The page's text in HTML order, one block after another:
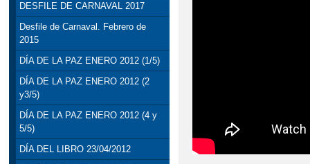
DESFILE DE CARNAVAL 2017
Desfile de Carnaval. Febrero de
2015
DÍA DE LA PAZ ENERO 2012 (1/5)
DÍA DE LA PAZ ENERO 2012 (2
y3/5)
DÍA DE LA PAZ ENERO 2012 (4 y
5/5)
DÍA DEL LIBRO 23/04/2012